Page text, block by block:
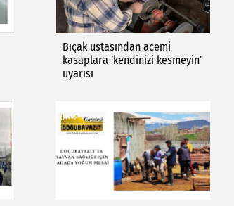
Bıçak ustasından acemi
kasaplara ’kendinizi kesmeyin’
uyarısı